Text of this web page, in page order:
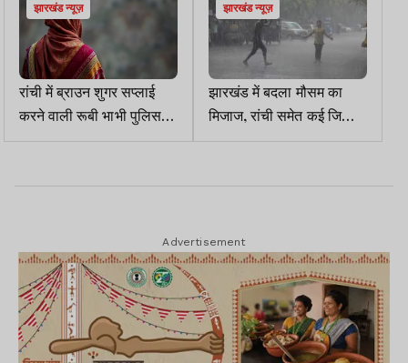
झारखंड न्यूज़
रांची में ब्राउन शुगर सप्लाई
करने वाली रूबी भाभी पुलिस
रिमांड पर
झारखंड न्यूज़
झारखंड में बदला मौसम का
मिजाज, रांची समेत कई जिलों में
झमाझम बारिश, जमकर गरजे
Advertisement